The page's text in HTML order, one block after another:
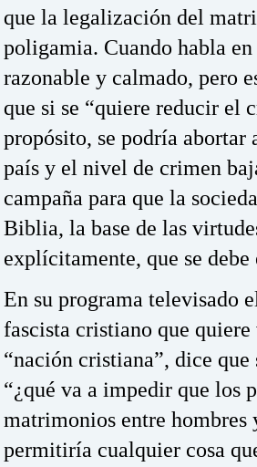
que la legalización del
poligamia. Cuando habla
razonable y calmado, pero
que si se “quiere reducir
propósito, se podría abortar
país y el nivel de crimen
campaña para que la
Biblia, la base de las
explícitamente, que se
En su programa televisado
fascista cristiano que
“nación cristiana”, dice
“¿qué va a impedir que los
matrimonios entre hombres
permitiría cualquier cosa